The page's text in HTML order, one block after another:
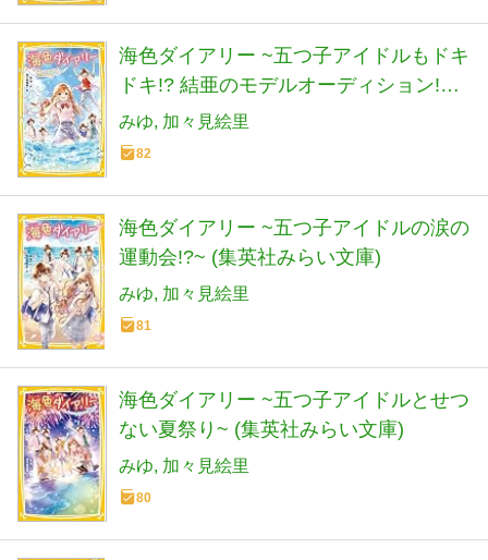
海色ダイアリー ~五つ子アイドルもドキ
ドキ!? 結亜のモデルオーディション!~
(集英社みらい文庫)
みゆ 加々見絵里
82
海色ダイアリー ~五つ子アイドルの涙の
運動会!?~ (集英社みらい文庫)
みゆ 加々見絵里
81
海色ダイアリー ~五つ子アイドルとせつ
ない夏祭り~ (集英社みらい文庫)
みゆ 加々見絵里
80